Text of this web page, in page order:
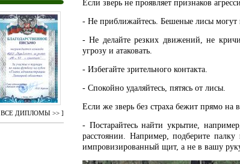
ВСЕ ДИПЛОМЫ >> ]
Если зверь не проявляет признаков
- Не приближайтесь. Бешеные лисы могут
- Не делайте резких движений, не
угрозу и атаковать.
- Избегайте зрительного контакта.
- Спокойно удаляйтесь, пятясь от лисы.
Если же зверь без страха бежит прямо
- Постарайтесь найти укрытие,
расстоянии. Например, подберите
импровизированный щит, а не в вашу